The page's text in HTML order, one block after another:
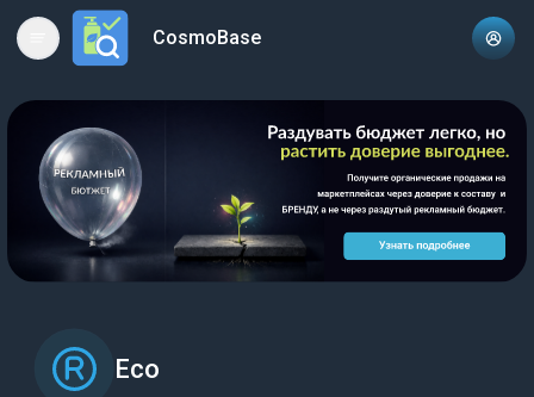
Open main menuCosmoBase
Eco